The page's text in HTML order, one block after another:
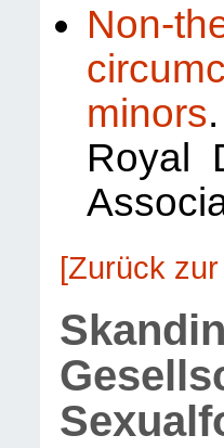
Non-
minors
Royal
[Zurück